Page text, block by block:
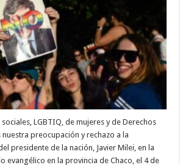
LOS
DERECHOS
HUMANOS
LGBTIQ, de mujeres y de Derechos
preocupación y rechazo a la
presidente de la nación, Javier Milei, en la
evangélico en la provincia de Chaco, el 4 de